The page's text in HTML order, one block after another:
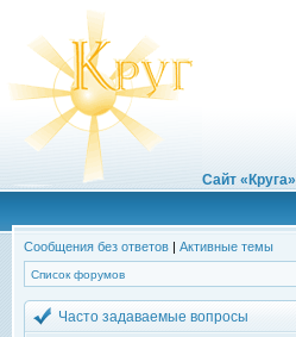
Сайт «Круга»
Сообщения без ответов | Активные темы
Список форумов
Часто задаваемые вопросы